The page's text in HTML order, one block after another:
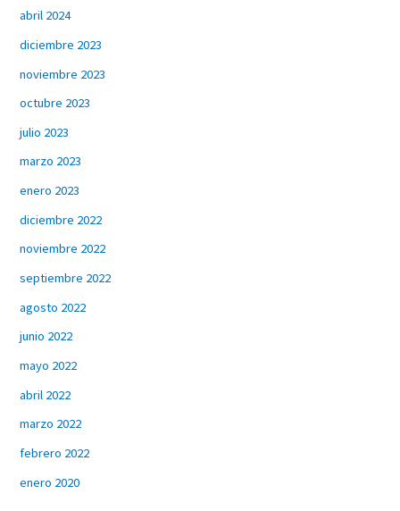
abril 2024
diciembre 2023
noviembre 2023
octubre 2023
julio 2023
marzo 2023
enero 2023
diciembre 2022
noviembre 2022
septiembre 2022
agosto 2022
junio 2022
mayo 2022
abril 2022
marzo 2022
febrero 2022
enero 2020